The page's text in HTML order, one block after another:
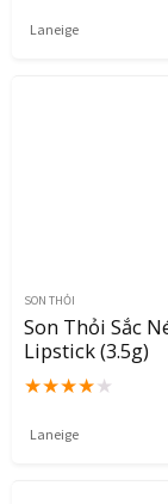
Laneige
SON THỎI
Son Thỏi Sắc
Lipstick (3.5g)
★★★★★
Laneige